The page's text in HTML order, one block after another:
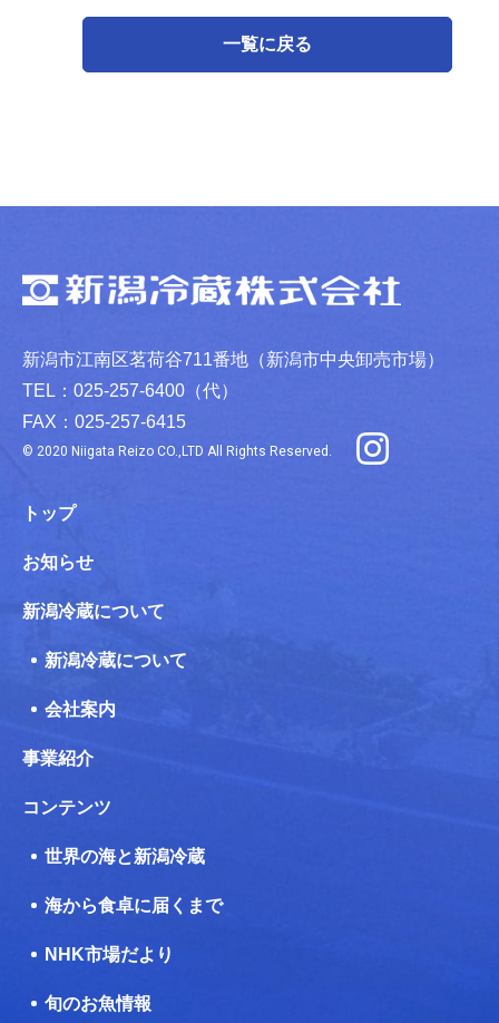
一覧に戻る
新潟市江南区茗荷谷711番地（新潟市中央卸売市場）
TEL：025-257-6400（代）
FAX：025-257-6415
© 2020 Niigata Reizo CO.,LTD All Rights Reserved.
トップ
お知らせ
新潟冷蔵について
新潟冷蔵について
会社案内
事業紹介
コンテンツ
世界の海と新潟冷蔵
海から食卓に届くまで
NHK市場だより
旬のお魚情報